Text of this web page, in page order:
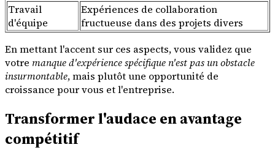
Travail
d'équipe
Expériences de collaboration
fructueuse dans des projets divers
En mettant l'accent sur ces aspects, vous validez que
votre manque d'expérience spécifique n'est pas un obstacle
insurmontable, mais plutôt une opportunité de
croissance pour vous et l'entreprise.
Transformer l'audace en avantage
compétitif